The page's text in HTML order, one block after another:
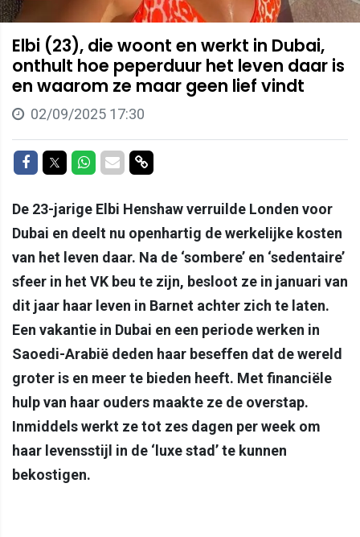
Elbi (23), die woont en werkt in Dubai,
onthult hoe peperduur het leven daar is
en waarom ze maar geen lief vindt
02/09/2025 17:30
Delen op Facebook
Delen op Twitter
Delen op Whatsapp
Delen via Mail
Delen via link
De 23-jarige Elbi Henshaw verruilde Londen voor
Dubai en deelt nu openhartig de werkelijke kosten
van het leven daar. Na de ‘sombere’ en ‘sedentaire’
sfeer in het VK beu te zijn, besloot ze in januari van
dit jaar haar leven in Barnet achter zich te laten.
Een vakantie in Dubai en een periode werken in
Saoedi-Arabië deden haar beseffen dat de wereld
groter is en meer te bieden heeft. Met financiële
hulp van haar ouders maakte ze de overstap.
Inmiddels werkt ze tot zes dagen per week om
haar levensstijl in de ‘luxe stad’ te kunnen
bekostigen.